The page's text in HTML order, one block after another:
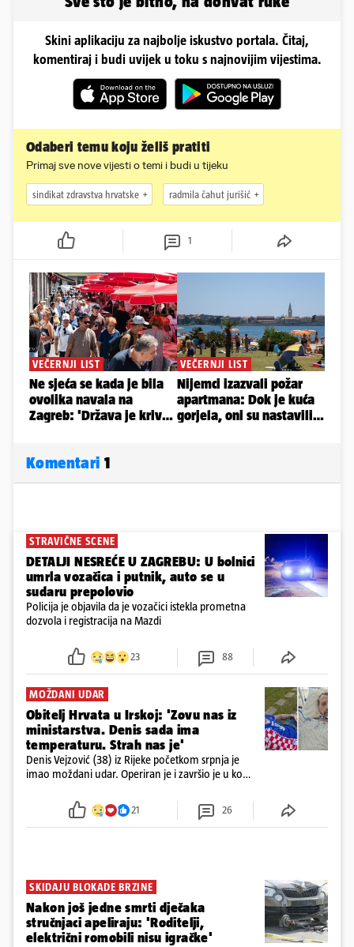
Skini aplikaciju za najbolje iskustvo portala. Čitaj,
komentiraj i budi uvijek u toku s najnovijim vijestima.
Odaberi temu koju želiš pratiti
Primaj sve nove vijesti o temi i budi u tijeku
sindikat zdravstva hrvatske radmila čahut jurišić
1
Komentari 1
STRAVIČNE SCENE
DETALJI NESREĆE U ZAGREBU: U bolnici
umrla vozačica i putnik, auto se u
sudaru prepolovio
Policija je objavila da je vozačici istekla prometna
dozvola i registracija na Mazdi
23 88
MOŽDANI UDAR
Obitelj Hrvata u Irskoj: 'Zovu nas iz
ministarstva. Denis sada ima
temperaturu. Strah nas je'
Denis Vejzović (38) iz Rijeke početkom srpnja je
imao moždani udar. Operiran je i završio je u komi.
tamošnji liječnici ne vjeruju u oporavak: 'Imamo
21 26
SKIDAJU BLOKADE BRZINE
Nakon još jedne smrti dječaka
stručnjaci apeliraju: 'Roditelji,
električni romobili nisu igračke'